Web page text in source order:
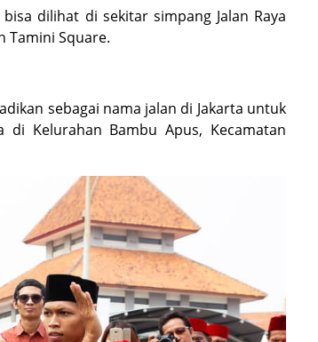
dilihat di sekitar simpang Jalan Raya
Tamini Square.
sebagai nama jalan di Jakarta untuk
di Kelurahan Bambu Apus, Kecamatan